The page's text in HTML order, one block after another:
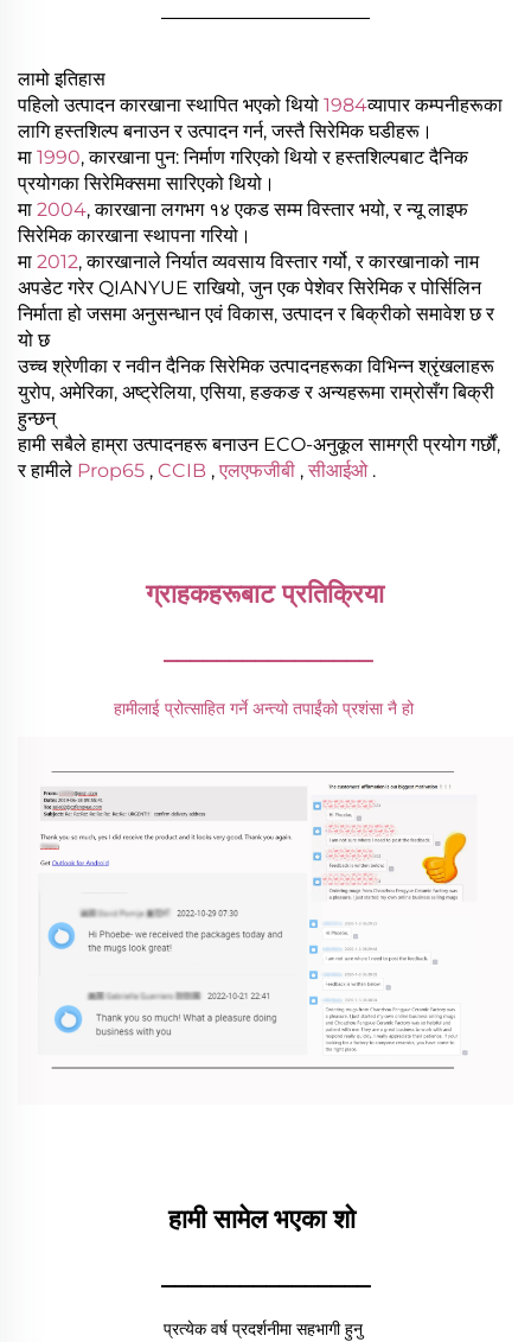
________________
लामो इतिहास
पहिलो उत्पादन कारखाना स्थापित भएको थियो 1984व्यापार कम्पनीहरूका
लागि हस्तशिल्प बनाउन र उत्पादन गर्न, जस्तै सिरेमिक घडीहरू।
मा 1990, कारखाना पुन: निर्माण गरिएको थियो र हस्तशिल्पबाट दैनिक
प्रयोगका सिरेमिक्समा सारिएको थियो।
मा 2004, कारखाना लगभग १४ एकड सम्म विस्तार भयो, र न्यू लाइफ
सिरेमिक कारखाना स्थापना गरियो।
मा 2012, कारखानाले निर्यात व्यवसाय विस्तार गर्यो, र कारखानाको नाम
अपडेट गरेर QIANYUE राखियो, जुन एक पेशेवर सिरेमिक र पोर्सिलिन
निर्माता हो जसमा अनुसन्धान एवं विकास, उत्पादन र बिक्रीको समावेश छ र
यो छ
उच्च श्रेणीका र नवीन दैनिक सिरेमिक उत्पादनहरूका विभिन्न श्रृंखलाहरू
युरोप, अमेरिका, अष्ट्रेलिया, एसिया, हङकङ र अन्यहरूमा राम्रोसँग बिक्री
हुन्छन्
हामी सबैले हाम्रा उत्पादनहरू बनाउन ECO-अनुकूल सामग्री प्रयोग गर्छौं,
र हामीले Prop65 , CCIB , एलएफजीबी , सीआईओ .
ग्राहकहरूबाट प्रतिक्रिया
________________
हामीलाई प्रोत्साहित गर्ने अन्त्यो तपाईंको प्रशंसा नै हो
हामी सामेल भएका शो
________________
प्रत्येक वर्ष प्रदर्शनीमा सहभागी हुनु